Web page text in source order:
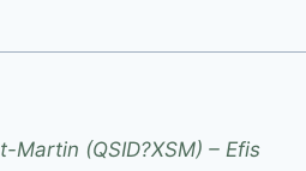
Martin (QSID?XSM) – Efis